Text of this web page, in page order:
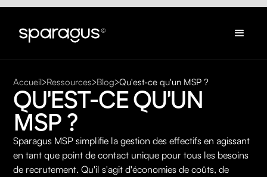
Accueil Ressources Blog Qu'est-ce qu'un MSP ?
QU'EST-CE QU'UN
MSP ?
Sparagus MSP simplifie la gestion des effectifs en agissant
en tant que point de contact unique pour tous les besoins
de recrutement. Qu'il s'agit d'économies de coûts, de